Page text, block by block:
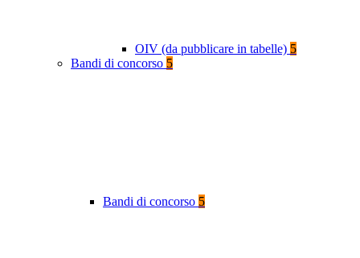
OIV (da pubblicare in tabelle) 5
Bandi di concorso 5
Bandi di concorso 5